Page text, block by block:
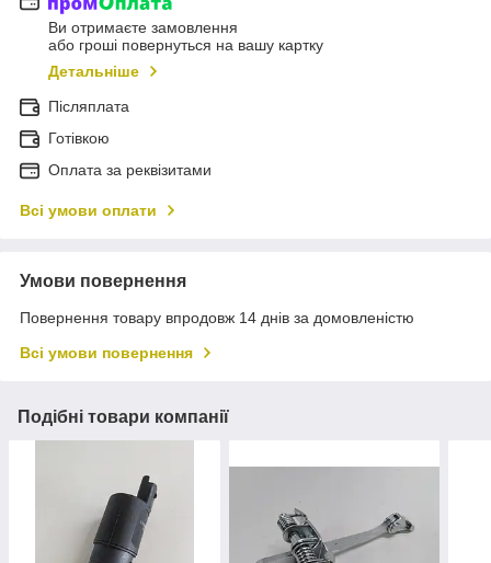
Ви отримаєте замовлення
або гроші повернуться на вашу картку
Детальніше
Післяплата
Готівкою
Оплата за реквізитами
Всі умови оплати
Умови повернення
Повернення товару впродовж 14 днів за домовленістю
Всі умови повернення
Подібні товари компанії